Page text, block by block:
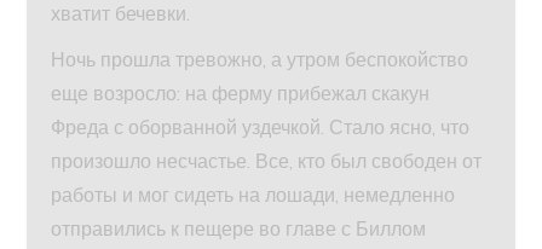
хватит бечевки.
Ночь прошла тревожно, а утром беспокойство
еще возросло: на ферму прибежал скакун
Фреда с оборванной уздечкой. Стало ясно, что
произошло несчастье. Все, кто был свободен от
работы и мог сидеть на лошади, немедленно
отправились к пещере во главе с Биллом